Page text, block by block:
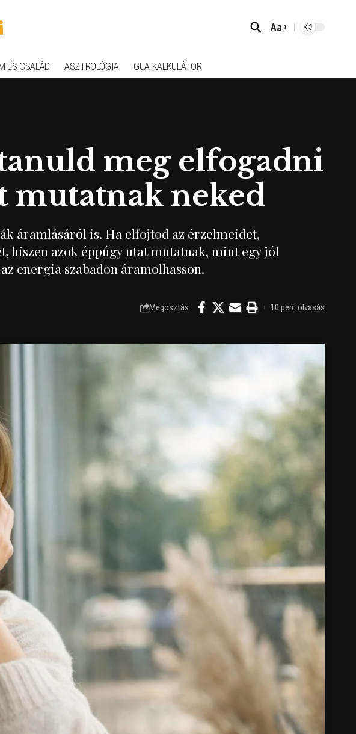
Font
Aa
ÉS CSALÁD ASZTROLÓGIA GUA KALKULÁTOR
meg elfogadni
mutatnak neked
áramlásáról is. Ha elfojtod az érzelmeidet,
hiszen azok éppúgy utat mutatnak, mint egy jól
energia szabadon áramolhasson.
Megosztás 10 perc olvasás